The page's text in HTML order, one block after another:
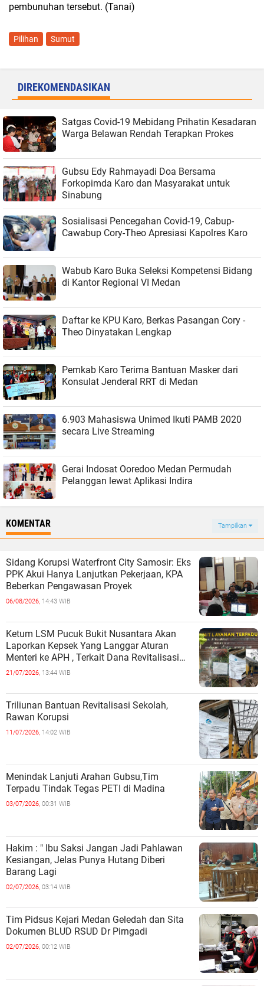
pembunuhan tersebut. (Tanai)
Pilihan Sumut
DIREKOMENDASIKAN
Satgas Covid-19 Mebidang Prihatin Kesadaran
Warga Belawan Rendah Terapkan Prokes
Gubsu Edy Rahmayadi Doa Bersama
Forkopimda Karo dan Masyarakat untuk
Sinabung
Sosialisasi Pencegahan Covid-19, Cabup-
Cawabup Cory-Theo Apresiasi Kapolres Karo
Wabub Karo Buka Seleksi Kompetensi Bidang
di Kantor Regional VI Medan
Daftar ke KPU Karo, Berkas Pasangan Cory -
Theo Dinyatakan Lengkap
Pemkab Karo Terima Bantuan Masker dari
Konsulat Jenderal RRT di Medan
6.903 Mahasiswa Unimed Ikuti PAMB 2020
secara Live Streaming
Gerai Indosat Ooredoo Medan Permudah
Pelanggan lewat Aplikasi Indira
KOMENTAR Tampilkan
Sidang Korupsi Waterfront City Samosir: Eks
PPK Akui Hanya Lanjutkan Pekerjaan, KPA
Beberkan Pengawasan Proyek
06/08/2026, 14:43 WIB
Ketum LSM Pucuk Bukit Nusantara Akan
Laporkan Kepsek Yang Langgar Aturan
Menteri ke APH , Terkait Dana Revitalisasi
Sekolah
21/07/2026, 13:44 WIB
Triliunan Bantuan Revitalisasi Sekolah,
Rawan Korupsi
11/07/2026, 14:02 WIB
Menindak Lanjuti Arahan Gubsu,Tim
Terpadu Tindak Tegas PETI di Madina
03/07/2026, 00:31 WIB
Hakim : " Ibu Saksi Jangan Jadi Pahlawan
Kesiangan, Jelas Punya Hutang Diberi
Barang Lagi
02/07/2026, 03:14 WIB
Tim Pidsus Kejari Medan Geledah dan Sita
Dokumen BLUD RSUD Dr Pirngadi
02/07/2026, 00:12 WIB